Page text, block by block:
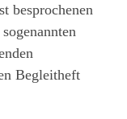
besprochenen
Begleitheft